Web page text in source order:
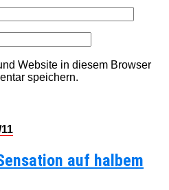
Website in diesem Browser
speichern.
auf halbem